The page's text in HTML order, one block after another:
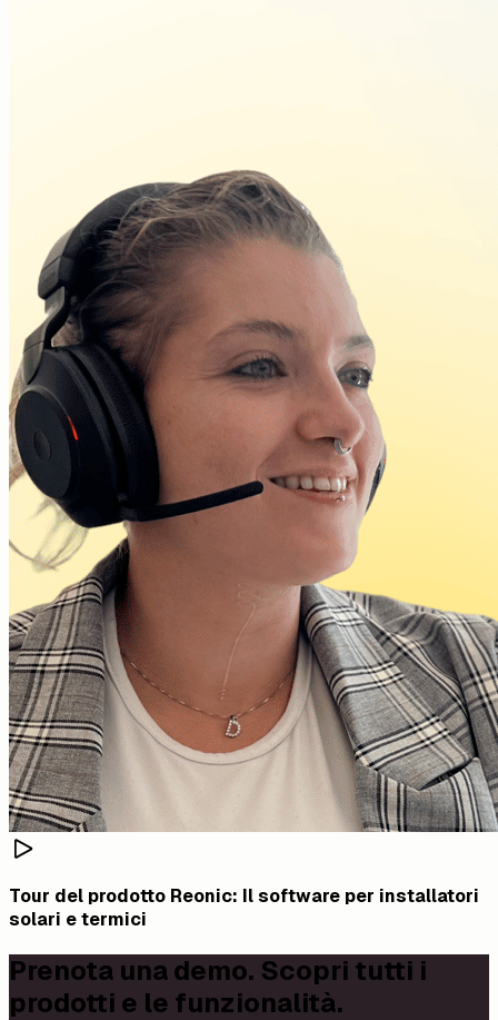
Tour del prodotto Reonic: Il software per installatori
solari e termici
Prenota una demo. Scopri tutti i
prodotti e le funzionalità.